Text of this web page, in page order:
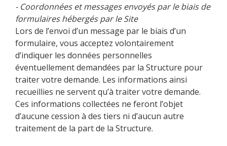
- Coordonnées et messages envoyés par le biais de
formulaires hébergés par le Site
Lors de l’envoi d’un message par le biais d’un
formulaire, vous acceptez volontairement
d’indiquer les données personnelles
éventuellement demandées par la Structure pour
traiter votre demande. Les informations ainsi
recueillies ne servent qu’à traiter votre demande.
Ces informations collectées ne feront l’objet
d’aucune cession à des tiers ni d’aucun autre
traitement de la part de la Structure.